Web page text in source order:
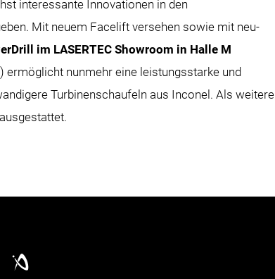
interessante Innovationen in den
Mit neuem Facelift versehen sowie mit neu-
im LASERTEC Showroom in Halle M
ermöglicht nunmehr eine leistungsstarke und
Turbinenschaufeln aus Inconel. Als weitere